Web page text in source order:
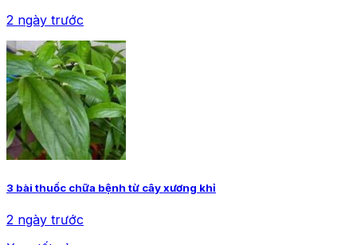
2 ngày trước
3 bài thuốc chữa bệnh từ cây xương khỉ
2 ngày trước